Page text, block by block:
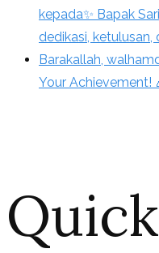
kepada✨ Bapak
dedikasi, ketulusan,
Barakallah,
Your Achievement!